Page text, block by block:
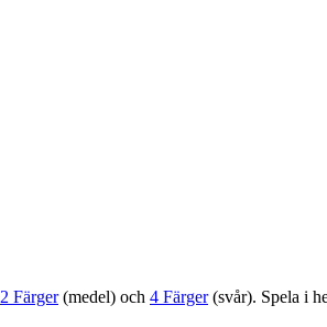
2 Färger(medel) och 4 Färger(svår). Spela i